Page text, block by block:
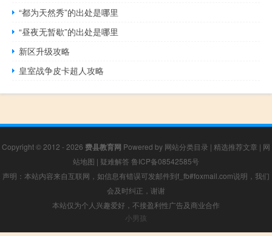
“都为天然秀”的出处是哪里
“昼夜无暂歇”的出处是哪里
新区升级攻略
皇室战争皮卡超人攻略
Copyright © 2012 - 2026 费县教育网 Powered by 网站分类目录 | 精选推荐文章 | 网
站地图 | 疑难解答 鲁ICP备08542585号
声明：本站内容来自互联网，如信息有错误可发邮件到f_fb#foxmail.com说明，我们
会及时纠正，谢谢
本站仅为个人兴趣爱好，不接盈利性广告及商业合作
小男孩